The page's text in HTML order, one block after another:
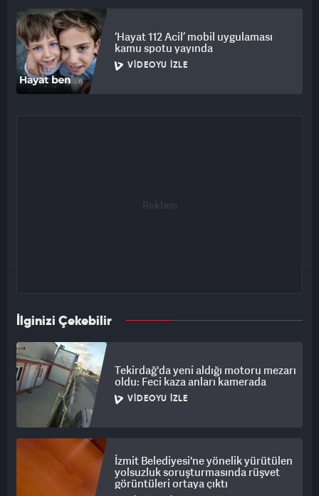
‘Hayat 112 Acil’ mobil uygulaması
kamu spotu yayında
VIDEOYU İZLE
İlginizi Çekebilir
Tekirdağ'da yeni aldığı motoru mezarı
oldu: Feci kaza anları kamerada
VIDEOYU İZLE
İzmit Belediyesi'ne yönelik yürütülen
yolsuzluk soruşturmasında rüşvet
görüntüleri ortaya çıktı